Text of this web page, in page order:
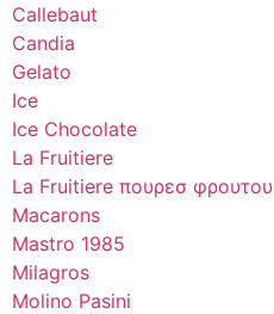
Callebaut
Candia
Gelato
Ice
Ice Chocolate
La Fruitiere
La Fruitiere πουρεσ φρουτου
Macarons
Mastro 1985
Milagros
Molino Pasini